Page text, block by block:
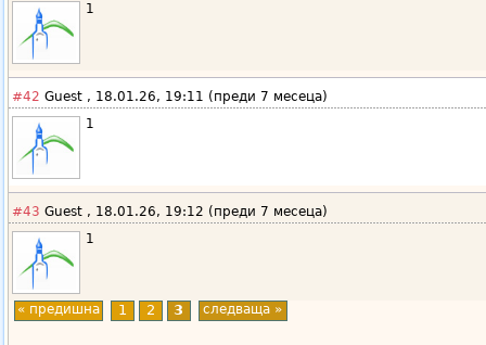
1
#42 Guest , 18.01.26, 19:11 (преди 7 месеца)
1
#43 Guest , 18.01.26, 19:12 (преди 7 месеца)
1
« предишна 1 2 3 следваща »